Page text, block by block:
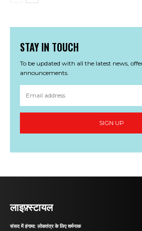
STAY IN TOUCH
To be updated with all the latest news,
announcements.
SIGN UP
लाइफ़्स्टायल
संसद में हंगामा: लोकतंत्र के लिए शर्मनाक